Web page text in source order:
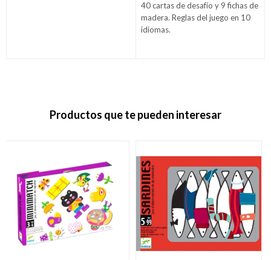
40 cartas de desafío y 9 fichas de
madera. Reglas del juego en 10
idiomas.
Productos que te pueden interesar